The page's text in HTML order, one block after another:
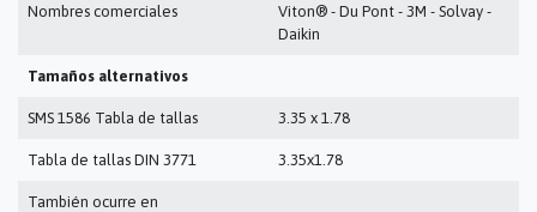
Nombres comerciales
Viton® - Du Pont - 3M - Solvay -
Daikin
Tamaños alternativos
SMS 1586 Tabla de tallas 3.35 x 1.78
Tabla de tallas DIN 3771 3.35x1.78
También ocurre en